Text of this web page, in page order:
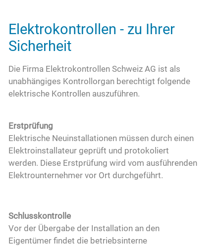
Elektrokontrollen - zu Ihrer
Sicherheit
Die Firma Elektrokontrollen Schweiz AG ist als
unabhängiges Kontrollorgan berechtigt folgende
elektrische Kontrollen auszuführen.
Erstprüfung
Elektrische Neuinstallationen müssen durch einen
Elektroinstallateur geprüft und protokoliert
werden. Diese Erstprüfung wird vom ausführenden
Elektrounternehmer vor Ort durchgeführt.
Schlusskontrolle
Vor der Übergabe der Installation an den
Eigentümer findet die betriebsinterne